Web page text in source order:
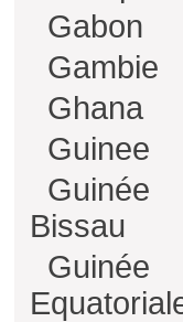
Gabon
Gambie
Ghana
Guinee
Guinée
Bissau
Guinée